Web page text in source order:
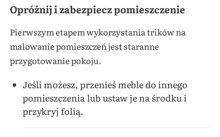
Opróżnij i zabezpiecz pomieszczenie
Pierwszym etapem wykorzystania trików na
malowanie pomieszczeń jest staranne
przygotowanie pokoju.
Jeśli możesz, przenieś meble do innego
pomieszczenia lub ustaw je na środku i
przykryj folią.